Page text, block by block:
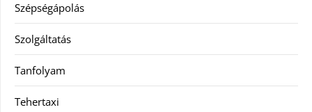
Szépségápolás
Szolgáltatás
Tanfolyam
Tehertaxi